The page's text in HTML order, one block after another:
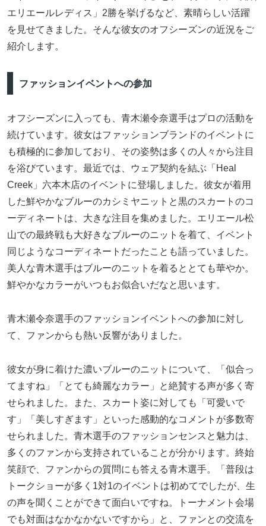
エリエールレディス」2勝を挙げるなど、素晴らしい活躍
を見せてきました。そんな彼女のオフシーズンの近況をご
紹介します。
ファッションイベントへの参加
オフシーズンに入っても、青木瀬令奈選手はプロの活動を
続けています。彼女はファッションブランドのイベントに
も積極的に参加しており、その姿勢は多くの人々から注目
を浴びています。最近では、ウェア契約を結ぶ「Heal
Creek」六本木店のイベントに登場しました。彼女が着用
した鮮やかなブルーのカシミヤニットと黒のスカートのコ
ーディネートは、大きな注目を集めました。エリエール松
山での最終戦も大好きなブルーのニットを着て、イベント
同じようなコーディネートだったことも語っていました。
美人な青木選手はブルーのニットを着るととても華やか。
鮮やかなカラーがいつもお似合いだなと思います。
青木瀬令奈選手のファッションイベントへの参加に対し
て、ファンからも熱い反響がありました。
彼女が身に着けた濃いブルーのニットについて、「似合っ
てますね」「とても綺麗なカラー」と絶賛する声が多く寄
せられました。また、スカート姿に対しても「可愛いで
す」「美しすぎます」といった感動的なコメントが多数寄
せられました。青木選手のファッションセンスと魅力は、
多くのファンから支持されていることが分かります。終始
笑顔で、ファンからの質問にも答える青木選手。「普段は
トークショーが多く 1対1のイベントは初めてでしたが、生
の声を聞くことができて面白いですね。トーナメント会場
でも対面はなかなかないですから」と、ファンとの交流を